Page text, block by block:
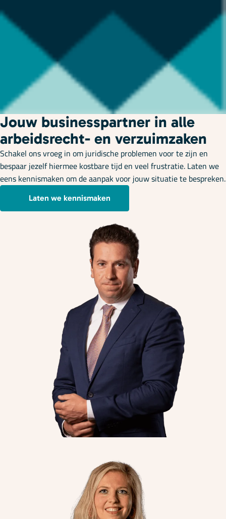
Jouw businesspartner in alle
arbeidsrecht- en verzuimzaken
Schakel ons vroeg in om juridische problemen voor te zijn en
bespaar jezelf hiermee kostbare tijd en veel frustratie. Laten we
eens kennismaken om de aanpak voor jouw situatie te bespreken.
Laten we kennismaken